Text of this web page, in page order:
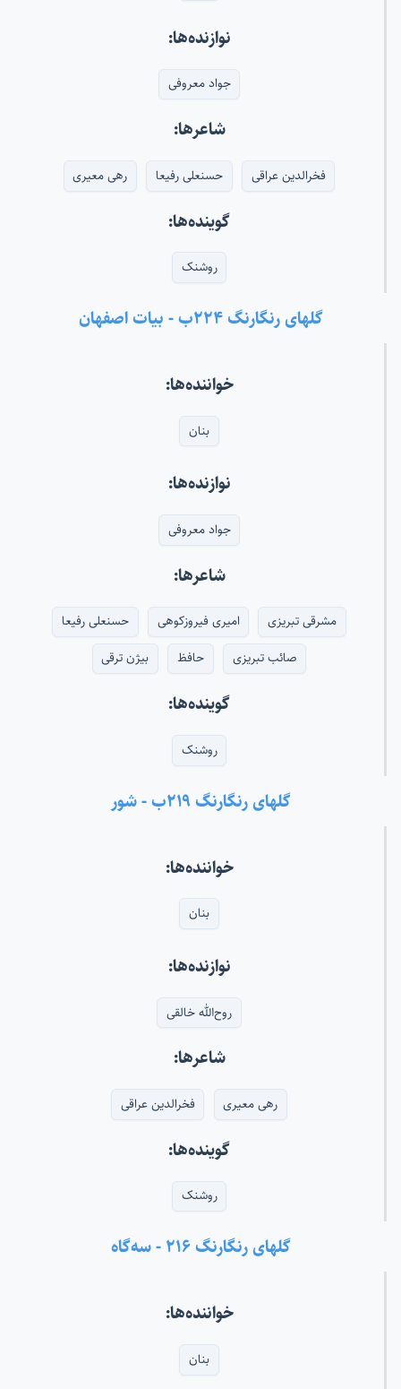
نوازنده‌ها:
جواد معروفی
شاعرها:
فخرالدین عراقی حسنعلی رفیعا رهی معیری
گوینده‌ها:
روشنک
گلهای رنگارنگ ۲۲۴ب - بیات اصفهان
خواننده‌ها:
بنان
نوازنده‌ها:
جواد معروفی
شاعرها:
مشرقی تبریزی امیری فیروزکوهی
حسنعلی رفیعا
صائب تبریزی
حافظ بیژن ترقی
گوینده‌ها:
روشنک
گلهای رنگارنگ ۲۱۹ب - شور
خواننده‌ها:
بنان
نوازنده‌ها:
روح‌الله خالقی
شاعرها:
رهی معیری فخرالدین عراقی
گوینده‌ها:
روشنک
گلهای رنگارنگ ۲۱۶ - سه‌گاه
خواننده‌ها:
بنان